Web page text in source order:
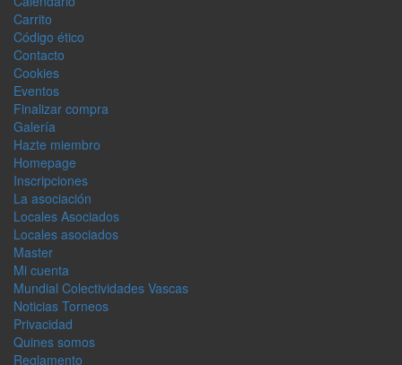
Carrito
Código ético
Contacto
Cookies
Eventos
Finalizar compra
Galerí­a
Hazte miembro
Homepage
Inscripciones
La asociación
Locales Asociados
Locales asociados
Master
Mi cuenta
Mundial Colectividades Vascas
Noticias Torneos
Privacidad
Quines somos
Reglamento